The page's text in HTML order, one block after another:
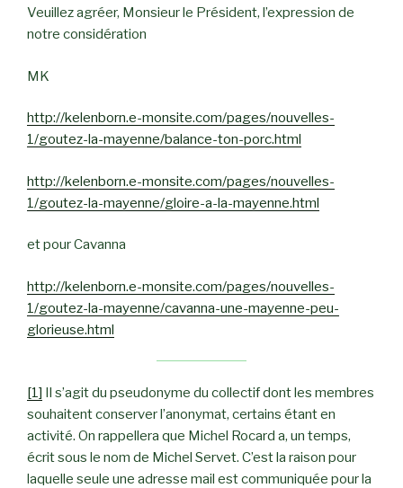
Veuillez agréer, Monsieur le Président, l’expression de
notre considération
MK
http://kelenborn.e-monsite.com/pages/nouvelles-
1/goutez-la-mayenne/balance-ton-porc.html
http://kelenborn.e-monsite.com/pages/nouvelles-
1/goutez-la-mayenne/gloire-a-la-mayenne.html
et pour Cavanna
http://kelenborn.e-monsite.com/pages/nouvelles-
1/goutez-la-mayenne/cavanna-une-mayenne-peu-
glorieuse.html
[1] Il s’agit du pseudonyme du collectif dont les membres
souhaitent conserver l’anonymat, certains étant en
activité. On rappellera que Michel Rocard a, un temps,
écrit sous le nom de Michel Servet. C’est la raison pour
laquelle seule une adresse mail est communiquée pour la